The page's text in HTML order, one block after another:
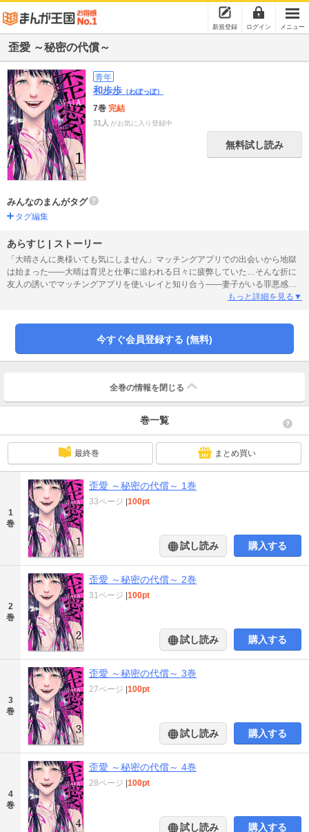
新規登録 ログイン メニュー
歪愛 ～秘密の代償～
青年
和歩歩 （わぽっぽ）
7巻 完結
31人 がお気に入り登録中
無料試し読み
みんなのまんがタグ
タグ編集
あらすじ | ストーリー
「大晴さんに奥様いても気にしません」マッチングアプリでの出会いから地獄
は始まった――大晴は育児と仕事に追われる日々に疲弊していた…そんな折に
友人の誘いでマッチングアプリを使いレイと知り合う――妻子がいる罪悪感を
持ちながらも連絡を重ね、欲望に負け不倫関係を築いてしまった…しかしある
もっと詳細を見る▼
今すぐ会員登録する (無料)
全巻の情報を 閉じる
巻一覧
最終巻 まとめ買い
1
巻
歪愛 ～秘密の代償～ 1巻
33ページ |100pt
試し読み 購入する
2
巻
歪愛 ～秘密の代償～ 2巻
31ページ |100pt
試し読み 購入する
3
巻
歪愛 ～秘密の代償～ 3巻
27ページ |100pt
試し読み 購入する
4
巻
歪愛 ～秘密の代償～ 4巻
28ページ |100pt
試し読み 購入する